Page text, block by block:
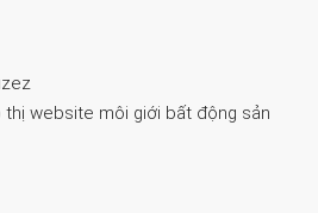
website môi giới bất động sản